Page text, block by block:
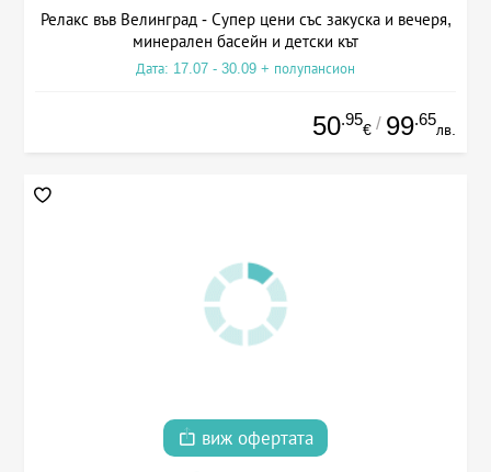
Релакс във Велинград - Супер цени със закуска и вечеря,
минерален басейн и детски кът
Дата: 17.07 - 30.09 + полупансион
50.95
€ / 99.65
лв.
виж офертата